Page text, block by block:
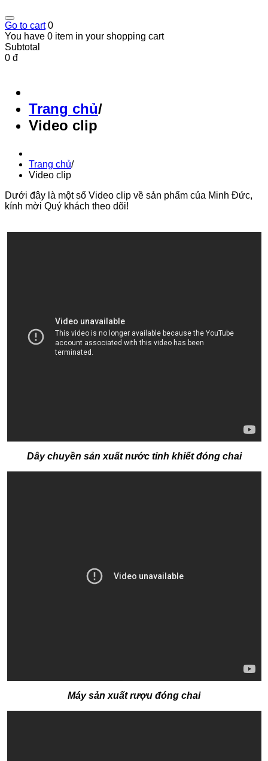
Go to cart 0
You have 0 item in your shopping cart
Subtotal
0 đ
Trang chủ/
Video clip
Trang chủ/
Video clip
Dưới đây là một số Video clip về sản phẩm của Minh Đức,
kính mời Quý khách theo dõi!
Dây chuyền sản xuất nước tinh khiết đóng chai
Máy sản xuất rượu đóng chai